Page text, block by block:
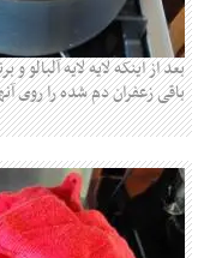
بعد از اینکه لایه لایه
باقی زعفران دم شده را روی